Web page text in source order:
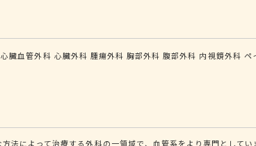
心臓血管外科 心臓外科 腫瘍外科 胸部外科 腹部外科 内視鏡外科 ペ
によって治療する外科の一領域で、血管系をより専門としてい